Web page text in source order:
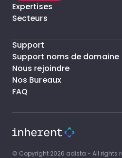
Expertises
Secteurs
Support
Support noms de domaine
Nous rejoindre
Nos Bureaux
FAQ
© Copyright 2026 adista - All rights